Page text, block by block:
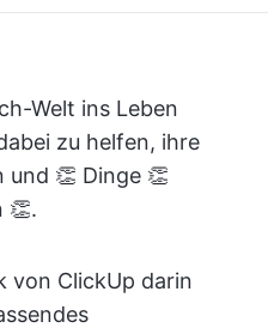
Welt ins Leben
zu helfen, ihre
👏 Dinge 👏
👏.
von ClickUp darin